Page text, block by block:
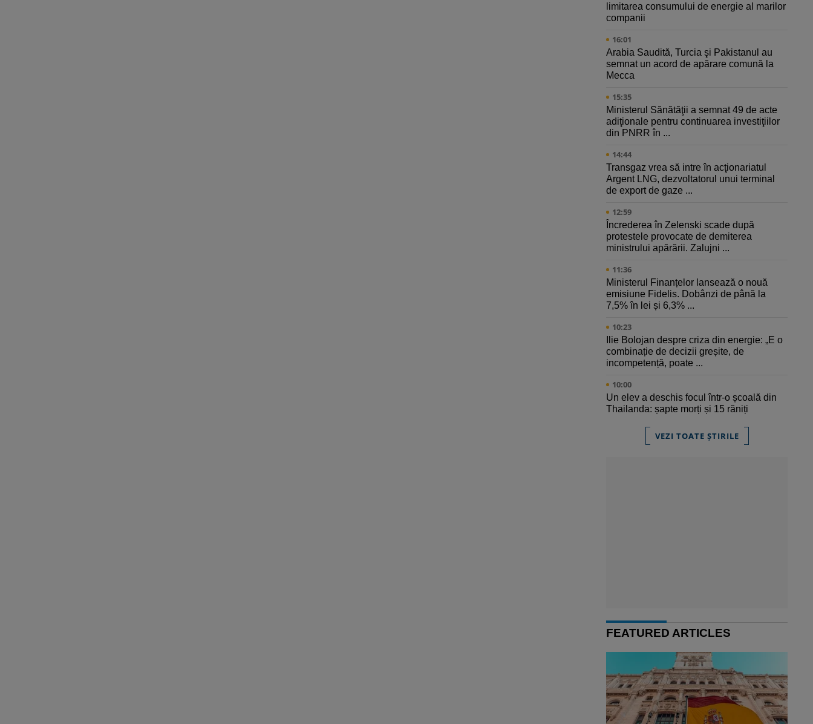
limitarea consumului de energie al marilor
companii
16:01
Arabia Saudită, Turcia şi Pakistanul au
semnat un acord de apărare comună la
Mecca
15:35
Ministerul Sănătăţii a semnat 49 de acte
adiţionale pentru continuarea investiţiilor
din PNRR în ...
14:44
Transgaz vrea să intre în acţionariatul
Argent LNG, dezvoltatorul unui terminal
de export de gaze ...
12:59
Încrederea în Zelenski scade după
protestele provocate de demiterea
ministrului apărării. Zalujni ...
11:36
Ministerul Finanțelor lansează o nouă
emisiune Fidelis. Dobânzi de până la
7,5% în lei și 6,3% ...
10:23
Ilie Bolojan despre criza din energie: „E o
combinație de decizii greșite, de
incompetență, poate ...
10:00
Un elev a deschis focul într-o școală din
Thailanda: șapte morți și 15 răniți
VEZI TOATE ȘTIRILE
FEATURED ARTICLES